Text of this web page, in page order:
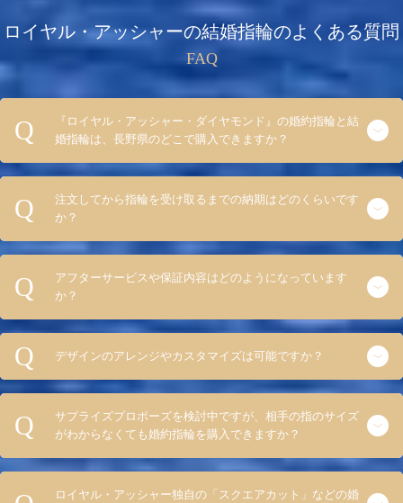
ロイヤル・アッシャーの結婚指輪のよくある質問
FAQ
『ロイヤル・アッシャー・ダイヤモンド』の婚約指輪と結
婚指輪は、長野県のどこで購入できますか？
注文してから指輪を受け取るまでの納期はどのくらいです
か？
アフターサービスや保証内容はどのようになっています
か？
デザインのアレンジやカスタマイズは可能ですか？
サプライズプロポーズを検討中ですが、相手の指のサイズ
がわからなくても婚約指輪を購入できますか？
ロイヤル・アッシャー独自の「スクエアカット」などの婚